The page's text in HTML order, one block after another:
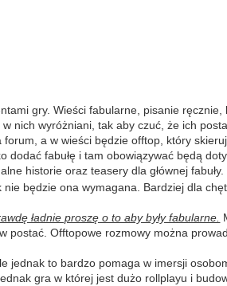
gry. Wieści fabularne, pisanie ręcznie,
nich wyróżniani, tak aby czuć, że ich
a w wieści będzie offtop, który
dodać fabułę i tam obowiązywać będą
historie oraz teasery dla głównej
będzie ona wymagana. Bardziej dla
ładnie proszę o to aby były fabularne.
postać. Offtopowe rozmowy można
jednak to bardzo pomaga w imersji
gra w której jest dużo rollplayu i